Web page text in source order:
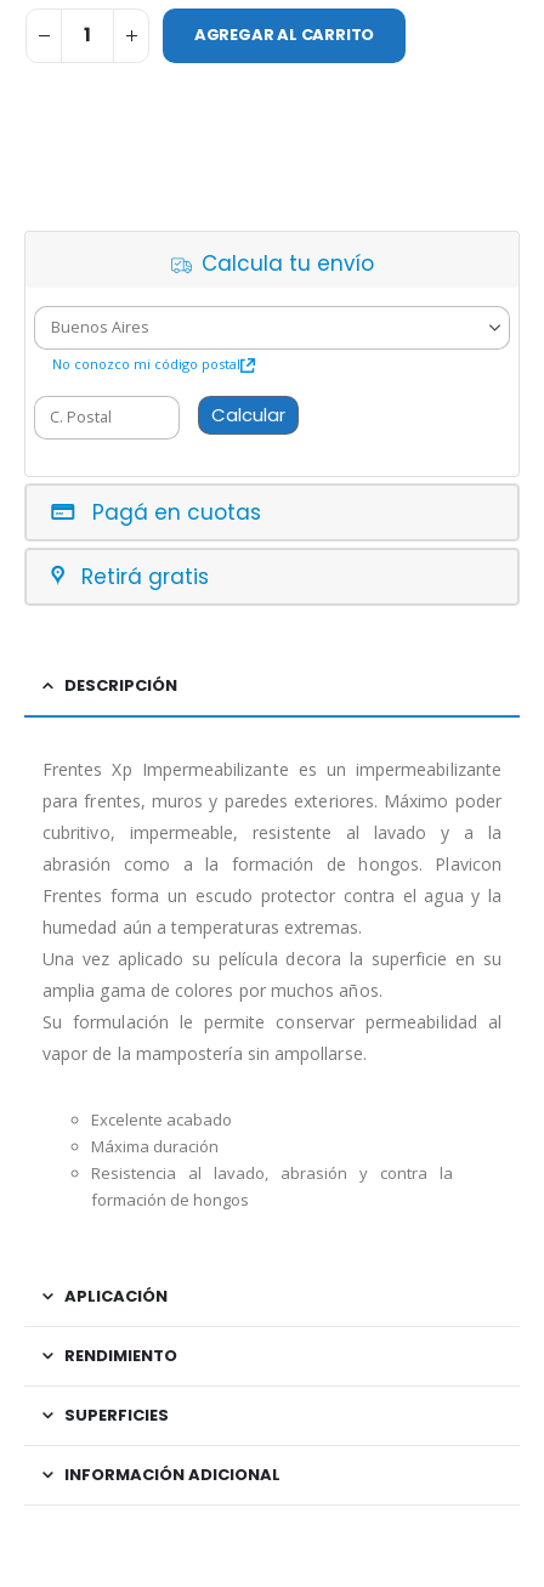
AGREGAR AL CARRITO
Calcula tu envío
No conozco mi código postal
Calcular
Pagá en cuotas
Retirá gratis
DESCRIPCIÓN
Frentes Xp Impermeabilizante es un impermeabilizante
para frentes, muros y paredes exteriores. Máximo poder
cubritivo, impermeable, resistente al lavado y a la
abrasión como a la formación de hongos. Plavicon
Frentes forma un escudo protector contra el agua y la
humedad aún a temperaturas extremas.
Una vez aplicado su película decora la superficie en su
amplia gama de colores por muchos años.
Su formulación le permite conservar permeabilidad al
vapor de la mampostería sin ampollarse.
Excelente acabado
Máxima duración
Resistencia al lavado, abrasión y contra la
formación de hongos
APLICACIÓN
RENDIMIENTO
SUPERFICIES
INFORMACIÓN ADICIONAL